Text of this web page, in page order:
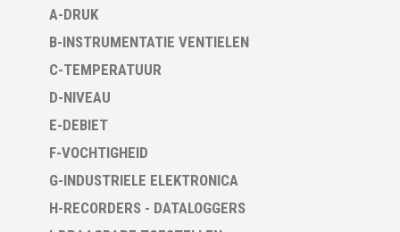
A-DRUK
B-INSTRUMENTATIE VENTIELEN
C-TEMPERATUUR
D-NIVEAU
E-DEBIET
F-VOCHTIGHEID
G-INDUSTRIELE ELEKTRONICA
H-RECORDERS - DATALOGGERS